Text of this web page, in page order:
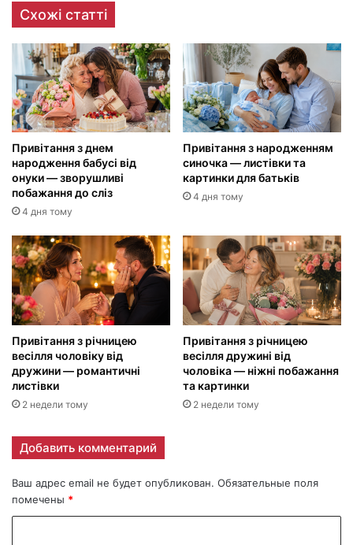
Схожі статті
Привітання з днем
народження бабусі від
онуки — зворушливі
побажання до сліз
4 дня тому
Привітання з народженням
синочка — листівки та
картинки для батьків
4 дня тому
Привітання з річницею
весілля чоловіку від
дружини — романтичні
листівки
2 недели тому
Привітання з річницею
весілля дружині від
чоловіка — ніжні побажання
та картинки
2 недели тому
Добавить комментарий
Ваш адрес email не будет опубликован. Обязательные поля
помечены *